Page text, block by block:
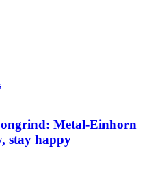
Metal-Einhorn
stay happy